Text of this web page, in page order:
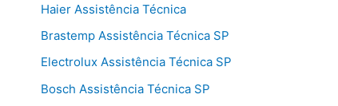
Haier Assistência Técnica
Brastemp Assistência Técnica SP
Electrolux Assistência Técnica SP
Bosch Assistência Técnica SP